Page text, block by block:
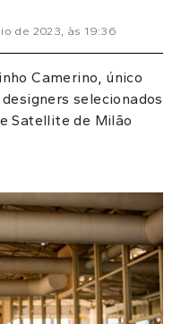
de 2023, às 19:36
Camerino, único
selecionados
Satellite de Milão